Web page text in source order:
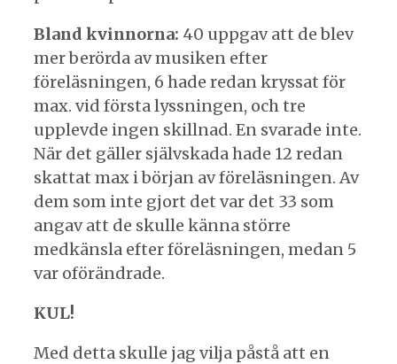
Bland kvinnorna: 40 uppgav att de blev
mer berörda av musiken efter
föreläsningen, 6 hade redan kryssat för
max. vid första lyssningen, och tre
upplevde ingen skillnad. En svarade inte.
När det gäller självskada hade 12 redan
skattat max i början av föreläsningen. Av
dem som inte gjort det var det 33 som
angav att de skulle känna större
medkänsla efter föreläsningen, medan 5
var oförändrade.
KUL!
Med detta skulle jag vilja påstå att en